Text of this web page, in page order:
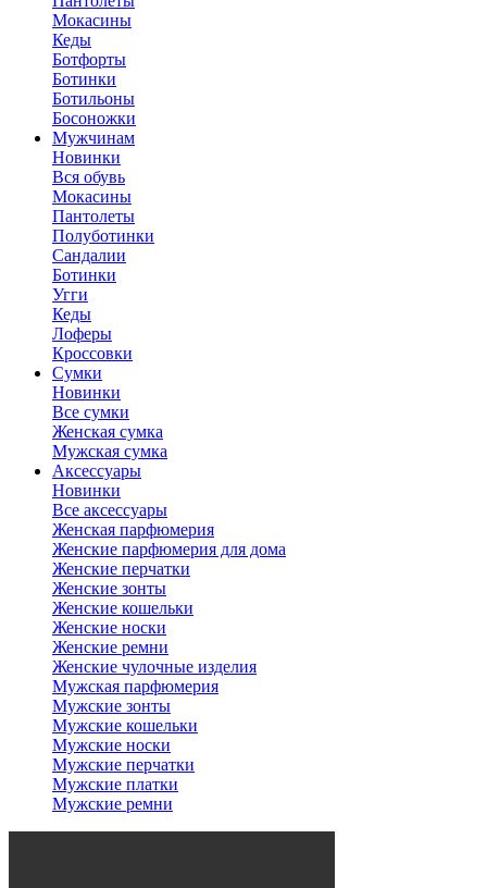
Мокасины
Кеды
Ботфорты
Ботинки
Ботильоны
Босоножки
Мужчинам
Новинки
Вся обувь
Мокасины
Пантолеты
Полуботинки
Сандалии
Ботинки
Угги
Кеды
Лоферы
Кроссовки
Сумки
Новинки
Все сумки
Женская сумка
Мужская сумка
Аксессуары
Новинки
Все аксессуары
Женская парфюмерия
Женские парфюмерия для дома
Женские перчатки
Женские зонты
Женские кошельки
Женские носки
Женские ремни
Женские чулочные изделия
Мужская парфюмерия
Мужские зонты
Мужские кошельки
Мужские носки
Мужские перчатки
Мужские платки
Мужские ремни